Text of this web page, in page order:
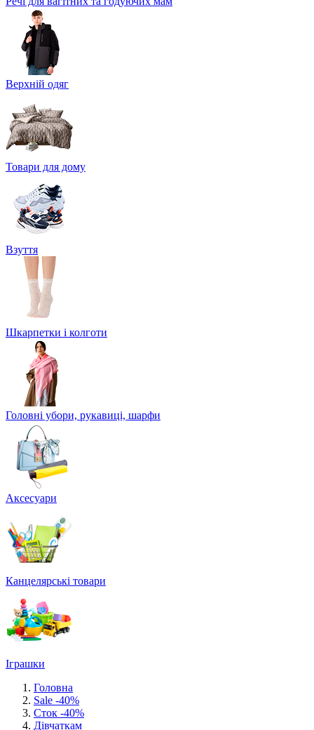
Верхній одяг
Товари для дому
Взуття
Шкарпетки і колготи
Головні убори, рукавиці, шарфи
Аксесуари
Канцелярські товари
Іграшки
Головна
Sale -40%
Сток -40%
Дівчаткам